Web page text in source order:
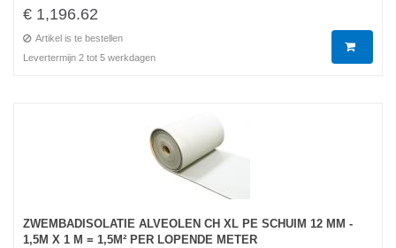
€ 1,196.62
Artikel is te bestellen
Levertermijn 2 tot 5 werkdagen
ZWEMBADISOLATIE ALVEOLEN CH XL PE SCHUIM 12 MM -
1,5M X 1 M = 1,5M² PER LOPENDE METER